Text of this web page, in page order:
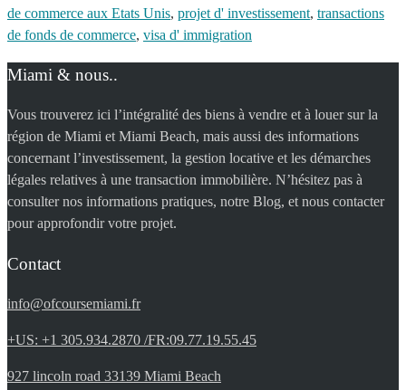
de commerce aux Etats Unis, projet d' investissement, transactions
de fonds de commerce, visa d' immigration
Miami & nous..
Vous trouverez ici l’intégralité des biens à vendre et à louer sur la
région de Miami et Miami Beach, mais aussi des informations
concernant l’investissement, la gestion locative et les démarches
légales relatives à une transaction immobilière. N’hésitez pas à
consulter nos informations pratiques, notre Blog, et nous contacter
pour approfondir votre projet.
Contact
info@ofcoursemiami.fr
+US: +1 305.934.2870 /FR:09.77.19.55.45
927 lincoln road 33139 Miami Beach